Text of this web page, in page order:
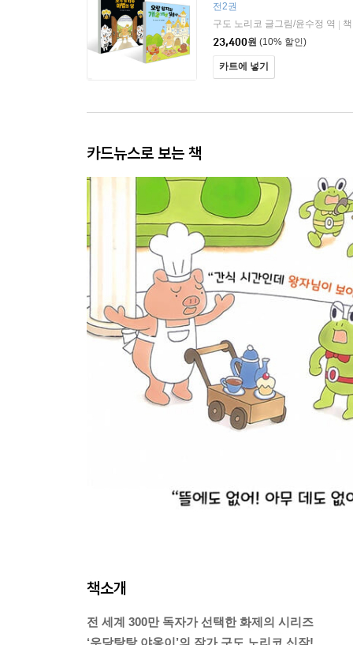
전2권
구도 노리코 글그림/윤수정 역
23,400원 (10% 할인)
카트에 넣기
카드뉴스로 보는 책
책소개
전 세계 300만 독자가 선택한 화제의 시리즈